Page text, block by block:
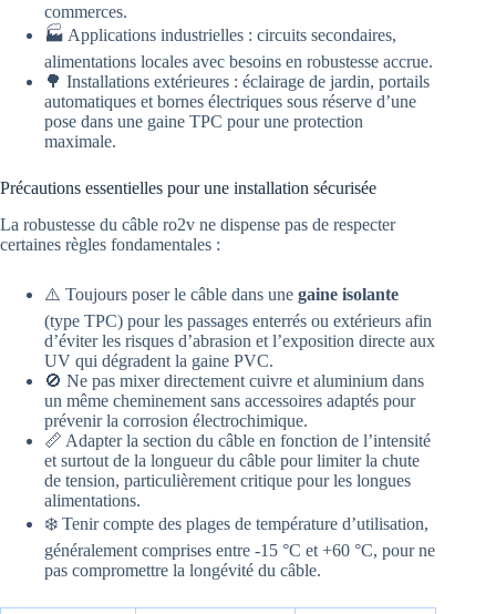
commerces.
🏭 Applications industrielles : circuits secondaires,
alimentations locales avec besoins en robustesse accrue.
🌳 Installations extérieures : éclairage de jardin, portails
automatiques et bornes électriques sous réserve d’une
pose dans une gaine TPC pour une protection
maximale.
Précautions essentielles pour une installation sécurisée
La robustesse du câble ro2v ne dispense pas de respecter
certaines règles fondamentales :
⚠️ Toujours poser le câble dans une gaine isolante
(type TPC) pour les passages enterrés ou extérieurs afin
d’éviter les risques d’abrasion et l’exposition directe aux
UV qui dégradent la gaine PVC.
🚫 Ne pas mixer directement cuivre et aluminium dans
un même cheminement sans accessoires adaptés pour
prévenir la corrosion électrochimique.
📏 Adapter la section du câble en fonction de l’intensité
et surtout de la longueur du câble pour limiter la chute
de tension, particulièrement critique pour les longues
alimentations.
❄️ Tenir compte des plages de température d’utilisation,
généralement comprises entre -15 °C et +60 °C, pour ne
pas compromettre la longévité du câble.